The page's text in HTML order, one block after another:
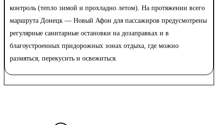
контроль (тепло зимой и прохладно летом). На протяжении всего
маршрута Донецк — Новый Афон для пассажиров предусмотрены
регулярные санитарные остановки на дозаправках и в
благоустроенных придорожных зонах отдыха, где можно
размяться, перекусить и освежиться.